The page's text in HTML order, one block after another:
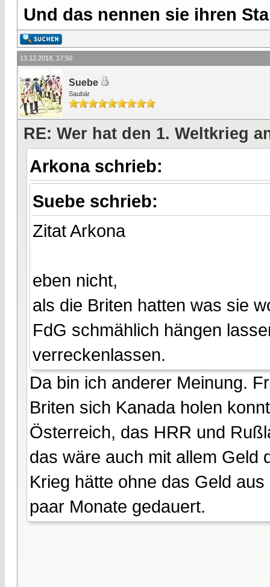
Und das nennen sie ihren
13.12.2018, 17:50
Suebe
Saubär
RE: Wer hat den 1. Weltkrieg
Arkona schrieb:
Suebe schrieb:
Zitat Arkona
eben nicht,
als die Briten hatten was sie
FdG schmählich hängen
verreckenlassen.
Da bin ich anderer Meinung.
Briten sich Kanada holen
Österreich, das HRR und
das wäre auch mit allem Geld
Krieg hätte ohne das Geld
paar Monate gedauert.